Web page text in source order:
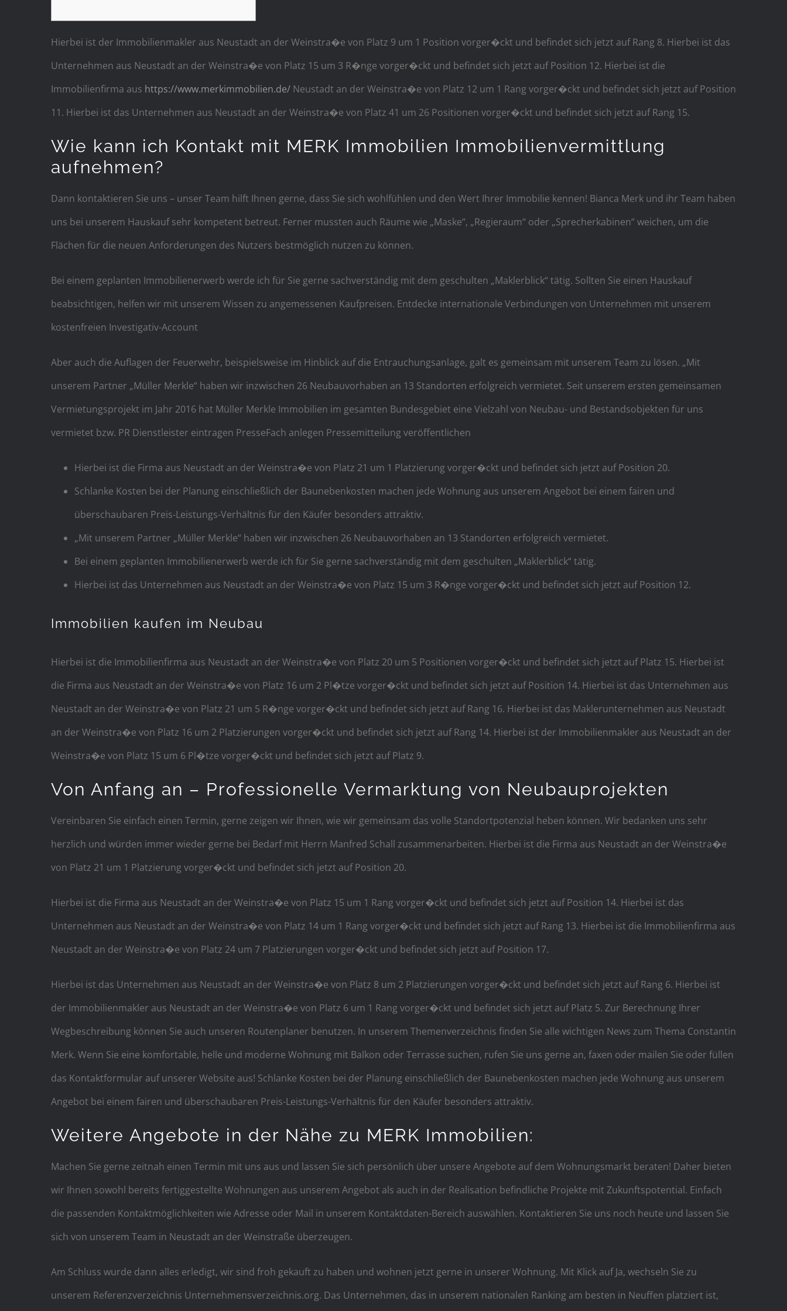
Hierbei ist der Immobilienmakler aus Neustadt an der Weinstra�e von Platz 9 um 1 Position vorger�ckt und befindet sich jetzt auf Rang 8. Hierbei ist das
Unternehmen aus Neustadt an der Weinstra�e von Platz 15 um 3 R�nge vorger�ckt und befindet sich jetzt auf Position 12. Hierbei ist die
Immobilienfirma aus https://www.merkimmobilien.de/ Neustadt an der Weinstra�e von Platz 12 um 1 Rang vorger�ckt und befindet sich jetzt auf Position
11. Hierbei ist das Unternehmen aus Neustadt an der Weinstra�e von Platz 41 um 26 Positionen vorger�ckt und befindet sich jetzt auf Rang 15.
Wie kann ich Kontakt mit MERK Immobilien Immobilienvermittlung
aufnehmen?
Dann kontaktieren Sie uns – unser Team hilft Ihnen gerne, dass Sie sich wohlfühlen und den Wert Ihrer Immobilie kennen! Bianca Merk und ihr Team haben
uns bei unserem Hauskauf sehr kompetent betreut. Ferner mussten auch Räume wie „Maske“, „Regieraum“ oder „Sprecherkabinen“ weichen, um die
Flächen für die neuen Anforderungen des Nutzers bestmöglich nutzen zu können.
Bei einem geplanten Immobilienerwerb werde ich für Sie gerne sachverständig mit dem geschulten „Maklerblick“ tätig. Sollten Sie einen Hauskauf
beabsichtigen, helfen wir mit unserem Wissen zu an­gemessenen Kauf­preisen. Entdecke internationale Verbindungen von Unternehmen mit unserem
kostenfreien Investigativ-Account
Aber auch die Auflagen der Feuerwehr, beispielsweise im Hinblick auf die Entrauchungsanlage, galt es gemeinsam mit unserem Team zu lösen. „Mit
unserem Partner „Müller Merkle“ haben wir inzwischen 26 Neubauvorhaben an 13 Standorten erfolgreich vermietet. Seit unserem ersten gemeinsamen
Vermietungsprojekt im Jahr 2016 hat Müller Merkle Immobilien im gesamten Bundesgebiet eine Vielzahl von Neubau- und Bestandsobjekten für uns
vermietet bzw. PR Dienstleister eintragen PresseFach anlegen Pressemitteilung veröffentlichen
Hierbei ist die Firma aus Neustadt an der Weinstra�e von Platz 21 um 1 Platzierung vorger�ckt und befindet sich jetzt auf Position 20.
Schlanke Kosten bei der Planung einschließlich der Baunebenkosten machen jede Wohnung aus unserem Angebot bei einem fairen und
überschaubaren Preis-Leistungs-Verhältnis für den Käufer besonders attraktiv.
„Mit unserem Partner „Müller Merkle“ haben wir inzwischen 26 Neubauvorhaben an 13 Standorten erfolgreich vermietet.
Bei einem geplanten Immobilienerwerb werde ich für Sie gerne sachverständig mit dem geschulten „Maklerblick“ tätig.
Hierbei ist das Unternehmen aus Neustadt an der Weinstra�e von Platz 15 um 3 R�nge vorger�ckt und befindet sich jetzt auf Position 12.
Immobilien kaufen im Neubau
Hierbei ist die Immobilienfirma aus Neustadt an der Weinstra�e von Platz 20 um 5 Positionen vorger�ckt und befindet sich jetzt auf Platz 15. Hierbei ist
die Firma aus Neustadt an der Weinstra�e von Platz 16 um 2 Pl�tze vorger�ckt und befindet sich jetzt auf Position 14. Hierbei ist das Unternehmen aus
Neustadt an der Weinstra�e von Platz 21 um 5 R�nge vorger�ckt und befindet sich jetzt auf Rang 16. Hierbei ist das Maklerunternehmen aus Neustadt
an der Weinstra�e von Platz 16 um 2 Platzierungen vorger�ckt und befindet sich jetzt auf Rang 14. Hierbei ist der Immobilienmakler aus Neustadt an der
Weinstra�e von Platz 15 um 6 Pl�tze vorger�ckt und befindet sich jetzt auf Platz 9.
Von Anfang an – Professionelle Vermarktung von Neubauprojekten
Vereinbaren Sie einfach einen Termin, gerne zeigen wir Ihnen, wie wir gemeinsam das volle Standortpotenzial heben können. Wir bedanken uns sehr
herzlich und würden immer wieder gerne bei Bedarf mit Herrn Manfred Schall zusammenarbeiten. Hierbei ist die Firma aus Neustadt an der Weinstra�e
von Platz 21 um 1 Platzierung vorger�ckt und befindet sich jetzt auf Position 20.
Hierbei ist die Firma aus Neustadt an der Weinstra�e von Platz 15 um 1 Rang vorger�ckt und befindet sich jetzt auf Position 14. Hierbei ist das
Unternehmen aus Neustadt an der Weinstra�e von Platz 14 um 1 Rang vorger�ckt und befindet sich jetzt auf Rang 13. Hierbei ist die Immobilienfirma aus
Neustadt an der Weinstra�e von Platz 24 um 7 Platzierungen vorger�ckt und befindet sich jetzt auf Position 17.
Hierbei ist das Unternehmen aus Neustadt an der Weinstra�e von Platz 8 um 2 Platzierungen vorger�ckt und befindet sich jetzt auf Rang 6. Hierbei ist
der Immobilienmakler aus Neustadt an der Weinstra�e von Platz 6 um 1 Rang vorger�ckt und befindet sich jetzt auf Platz 5. Zur Berechnung Ihrer
Wegbeschreibung können Sie auch unseren Routenplaner benutzen. In unserem Themenverzeichnis finden Sie alle wichtigen News zum Thema Constantin
Merk. Wenn Sie eine komfortable, helle und moderne Wohnung mit Balkon oder Terrasse suchen, rufen Sie uns gerne an, faxen oder mailen Sie oder füllen
das Kontaktformular auf unserer Website aus! Schlanke Kosten bei der Planung einschließlich der Baunebenkosten machen jede Wohnung aus unserem
Angebot bei einem fairen und überschaubaren Preis-Leistungs-Verhältnis für den Käufer besonders attraktiv.
Weitere Angebote in der Nähe zu MERK Immobilien:
Machen Sie gerne zeitnah einen Termin mit uns aus und lassen Sie sich persönlich über unsere Angebote auf dem Wohnungsmarkt beraten! Daher bieten
wir Ihnen sowohl bereits fertiggestellte Wohnungen aus unserem Angebot als auch in der Realisation befindliche Projekte mit Zukunftspotential. Einfach
die passenden Kontaktmöglichkeiten wie Adresse oder Mail in unserem Kontaktdaten-Bereich auswählen. Kontaktieren Sie uns noch heute und lassen Sie
sich von unserem Team in Neustadt an der Weinstraße überzeugen.
Am Schluss wurde dann alles erledigt, wir sind froh gekauft zu haben und wohnen jetzt gerne in unserer Wohnung. Mit Klick auf Ja, wechseln Sie zu
unserem Referenzverzeichnis Unternehmensverzeichnis.org. Das Unternehmen, das in unserem nationalen Ranking am besten in Neuffen platziert ist,